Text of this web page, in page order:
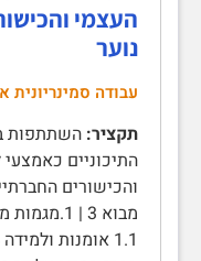
העצמי
נוער
עבודה סמינריונית
תקציר: השתתפות
התיכוניים
והכישורים